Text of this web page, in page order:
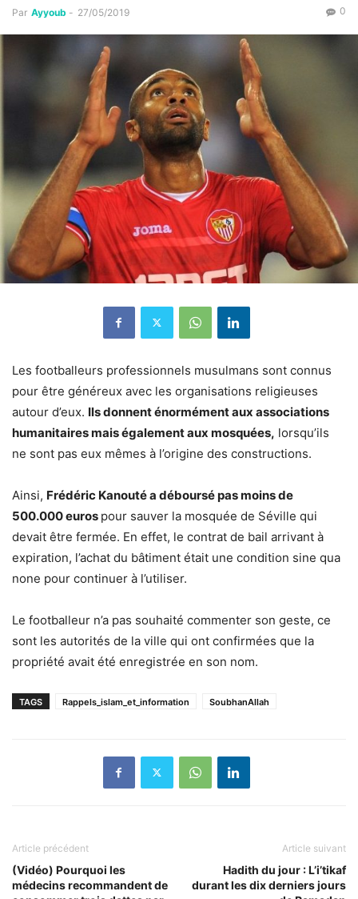
Par Ayyoub - 27/05/2019 0
Les footballeurs professionnels musulmans sont connus
pour être généreux avec les organisations religieuses
autour d’eux. Ils donnent énormément aux associations
humanitaires mais également aux mosquées, lorsqu’ils
ne sont pas eux mêmes à l’origine des constructions.
Ainsi, Frédéric Kanouté a déboursé pas moins de
500.000 euros pour sauver la mosquée de Séville qui
devait être fermée. En effet, le contrat de bail arrivant à
expiration, l’achat du bâtiment était une condition sine qua
none pour continuer à l’utiliser.
Le footballeur n’a pas souhaité commenter son geste, ce
sont les autorités de la ville qui ont confirmées que la
propriété avait été enregistrée en son nom.
TAGS Rappels_islam_et_information SoubhanAllah
Article précédent
(Vidéo) Pourquoi les
médecins recommandent de
Article suivant
Hadith du jour : L’i’tikaf
durant les dix derniers jours